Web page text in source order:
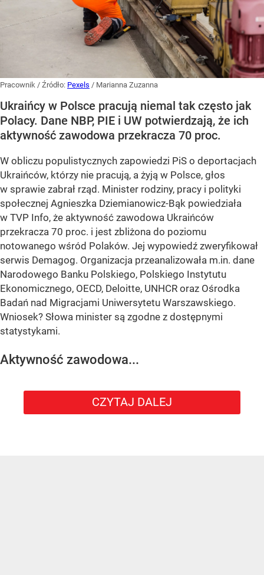
Pracownik / Źródło: Pexels / Marianna Zuzanna
Ukraińcy w Polsce pracują niemal tak często jak
Polacy. Dane NBP, PIE i UW potwierdzają, że ich
aktywność zawodowa przekracza 70 proc.
W obliczu populistycznych zapowiedzi PiS o deportacjach
Ukraińców, którzy nie pracują, a żyją w Polsce, głos
w sprawie zabrał rząd. Minister rodziny, pracy i polityki
społecznej Agnieszka Dziemianowicz-Bąk powiedziała
w TVP Info, że aktywność zawodowa Ukraińców
przekracza 70 proc. i jest zbliżona do poziomu
notowanego wśród Polaków. Jej wypowiedź zweryfikował
serwis Demagog. Organizacja przeanalizowała m.in. dane
Narodowego Banku Polskiego, Polskiego Instytutu
Ekonomicznego, OECD, Deloitte, UNHCR oraz Ośrodka
Badań nad Migracjami Uniwersytetu Warszawskiego.
Wniosek? Słowa minister są zgodne z dostępnymi
statystykami.
Aktywność zawodowa...
CZYTAJ DALEJ